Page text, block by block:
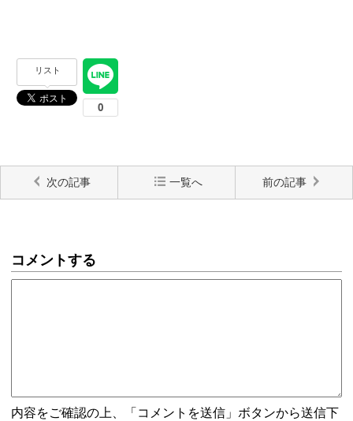
リスト
次の記事 一覧へ 前の記事
コメントする
内容をご確認の上、「コメントを送信」ボタンから送信下